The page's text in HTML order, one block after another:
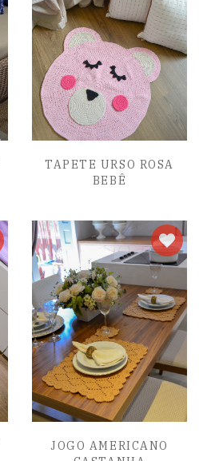
TAPETE URSO ROSA
BEBÊ
JOGO AMERICANO